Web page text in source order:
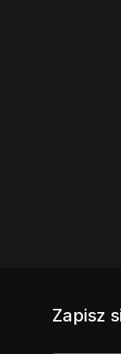
Zapisz